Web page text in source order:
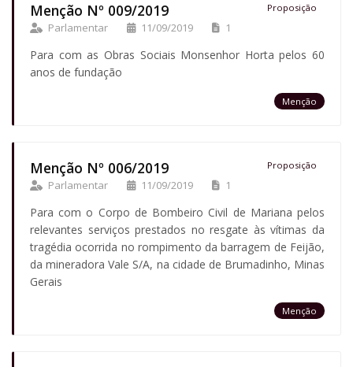
Menção Nº 009/2019 Proposição
Parlamentar 11/09/2019 1
Para com as Obras Sociais Monsenhor Horta pelos 60
anos de fundação
Menção
Menção Nº 006/2019 Proposição
Parlamentar 11/09/2019 1
Para com o Corpo de Bombeiro Civil de Mariana pelos
relevantes serviços prestados no resgate às vítimas da
tragédia ocorrida no rompimento da barragem de Feijão,
da mineradora Vale S/A, na cidade de Brumadinho, Minas
Gerais
Menção